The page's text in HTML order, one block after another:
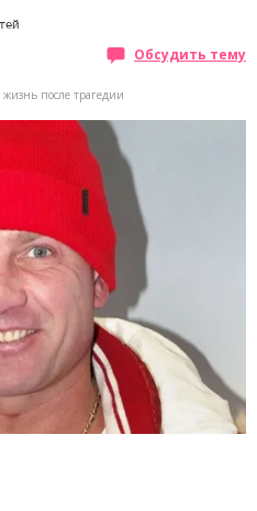
Обсудить тему
жизнь после трагедии